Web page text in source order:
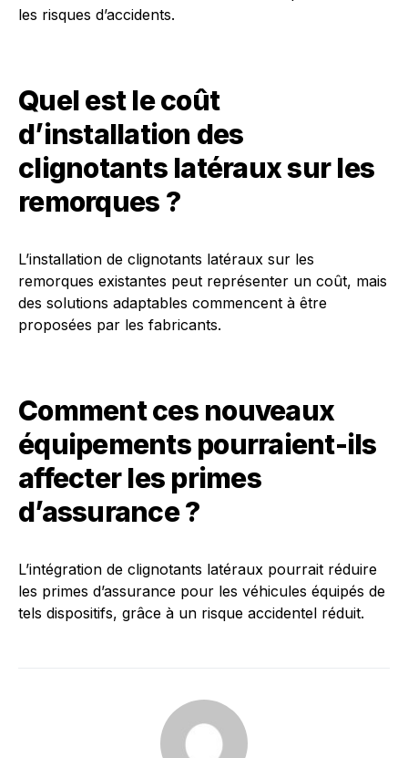
les risques d’accidents.
Quel est le coût
d’installation des
clignotants latéraux sur les
remorques ?
L’installation de clignotants latéraux sur les
remorques existantes peut représenter un coût, mais
des solutions adaptables commencent à être
proposées par les fabricants.
Comment ces nouveaux
équipements pourraient-ils
affecter les primes
d’assurance ?
L’intégration de clignotants latéraux pourrait réduire
les primes d’assurance pour les véhicules équipés de
tels dispositifs, grâce à un risque accidentel réduit.